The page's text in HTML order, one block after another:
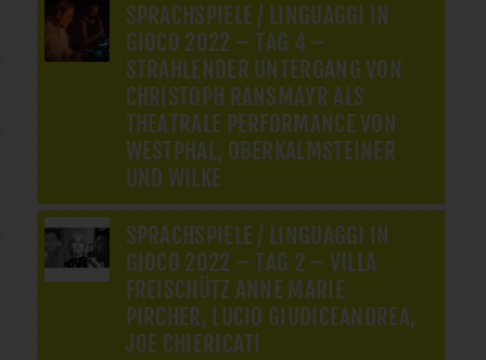
SPRACHSPIELE / LINGUAGGI IN
GIOCO 2022 – TAG 4 –
STRAHLENDER UNTERGANG VON
CHRISTOPH RANSMAYR ALS
THEATRALE PERFORMANCE VON
WESTPHAL, OBERKALMSTEINER
UND WILKE
SPRACHSPIELE / LINGUAGGI IN
GIOCO 2022 – TAG 2 – VILLA
FREISCHÜTZ ANNE MARIE
PIRCHER, LUCIO GIUDICEANDREA,
JOE CHIERICATI